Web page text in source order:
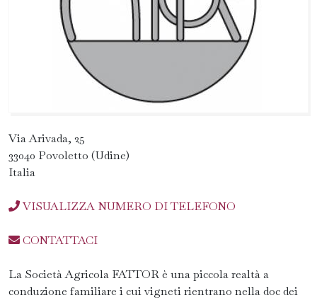
Via Arivada, 25
33040 Povoletto (Udine)
Italia
VISUALIZZA NUMERO DI TELEFONO
CONTATTACI
La Società Agricola FATTOR è una piccola realtà a
conduzione familiare i cui vigneti rientrano nella doc dei